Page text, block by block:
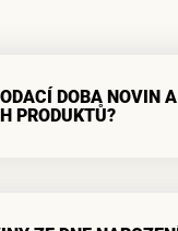
DOBA NOVIN A
PRODUKTŮ?